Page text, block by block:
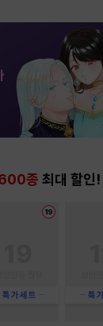
종 최대 할인!